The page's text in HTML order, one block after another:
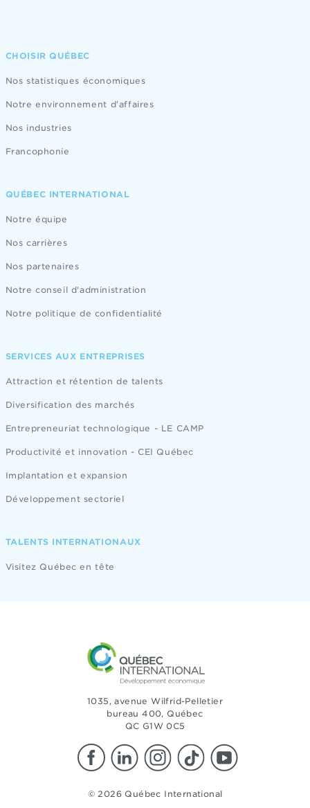
CHOISIR QUÉBEC
Nos statistiques économiques
Notre environnement d'affaires
Nos industries
Francophonie
QUÉBEC INTERNATIONAL
Notre équipe
Nos carrières
Nos partenaires
Notre conseil d'administration
Notre politique de confidentialité
SERVICES AUX ENTREPRISES
Attraction et rétention de talents
Diversification des marchés
Entrepreneuriat technologique - LE CAMP
Productivité et innovation - CEI Québec
Implantation et expansion
Développement sectoriel
TALENTS INTERNATIONAUX
Visitez Québec en tête
1035, avenue Wilfrid-Pelletier
bureau 400, Québec
QC G1W 0C5
© 2026 Québec International